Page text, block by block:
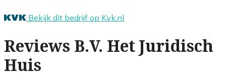
Bekijk dit bedrijf op Kvk.nl
Reviews B.V. Het Juridisch
Huis